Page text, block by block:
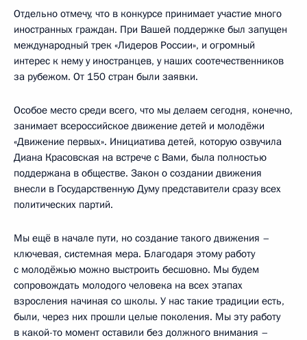
Отдельно отмечу, что в конкурсе принимает участие много
иностранных граждан. При Вашей поддержке был запущен
международный трек «Лидеров России», и огромный
интерес к нему у иностранцев, у наших соотечественников
за рубежом. От 150 стран были заявки.
Особое место среди всего, что мы делаем сегодня, конечно,
занимает всероссийское движение детей и молодёжи
«Движение первых». Инициатива детей, которую озвучила
Диана Красовская на встрече с Вами, была полностью
поддержана в обществе. Закон о создании движения
внесли в Государственную Думу представители сразу всех
политических партий.
Мы ещё в начале пути, но создание такого движения –
ключевая, системная мера. Благодаря этому работу
с молодёжью можно выстроить бесшовно. Мы будем
сопровождать молодого человека на всех этапах
взросления начиная со школы. У нас такие традиции есть,
были, через них прошли целые поколения. Мы эту работу
в какой-то момент оставили без должного внимания –